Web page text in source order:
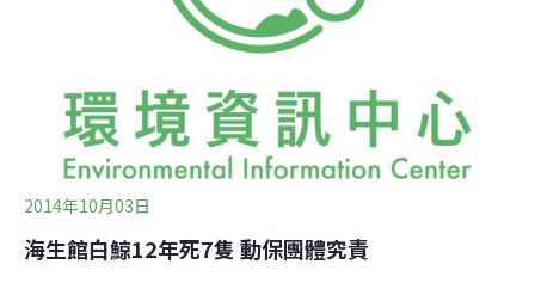
機農業發展基金會、中央研究院（生物多樣性研究中心 陳
昭倫研究員）、國立成功大學海洋生物鯨豚研究中心、屏
這份受邀名單當中，林務局農委會是海洋哺乳類動物主
2014年10月03日
海生館白鯨12年死7隻 動保團體究責